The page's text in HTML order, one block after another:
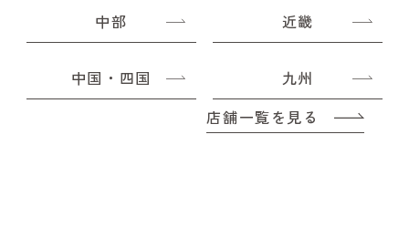
中部 近畿
中国・四国
九州
店舗一覧を見る